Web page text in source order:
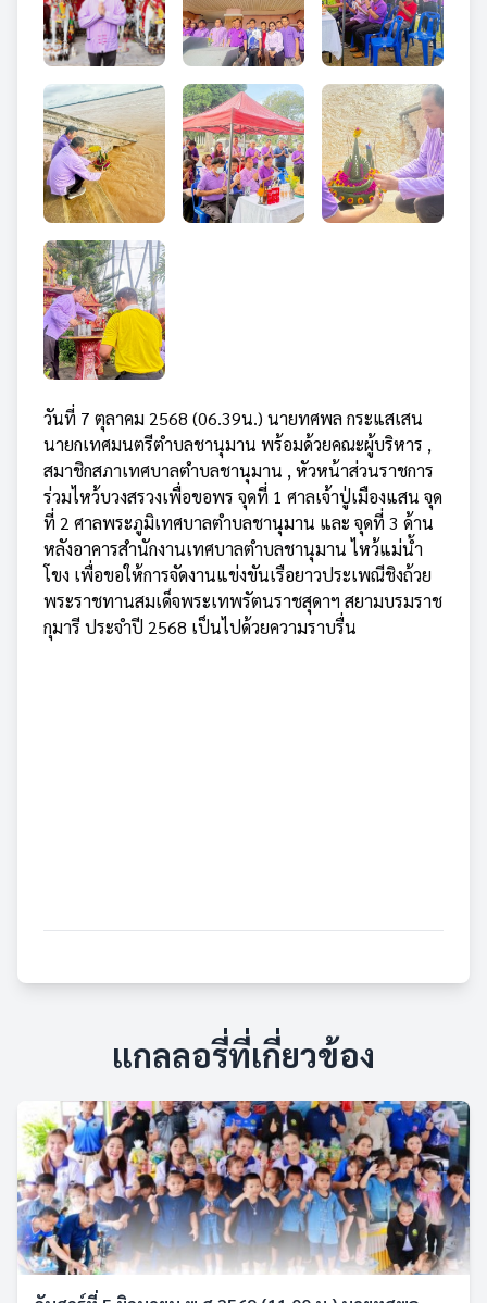
วันที่ 7 ตุลาคม 2568 (06.39น.) นายทศพล กระแสเสน
นายกเทศมนตรีตำบลชานุมาน พร้อมด้วยคณะผู้บริหาร ,
สมาชิกสภาเทศบาลตำบลชานุมาน , หัวหน้าส่วนราชการ
ร่วมไหว้บวงสรวงเพื่อขอพร จุดที่ 1 ศาลเจ้าปู่เมืองแสน จุด
ที่ 2 ศาลพระภูมิเทศบาลตำบลชานุมาน และ จุดที่ 3 ด้าน
หลังอาคารสำนักงานเทศบาลตำบลชานุมาน ไหว้แม่น้ำ
โขง เพื่อขอให้การจัดงานแข่งขันเรือยาวประเพณีชิงถ้วย
พระราชทานสมเด็จพระเทพรัตนราชสุดาฯ สยามบรมราช
กุมารี ประจำปี 2568 เป็นไปด้วยความราบรื่น
แกลลอรี่ที่เกี่ยวข้อง